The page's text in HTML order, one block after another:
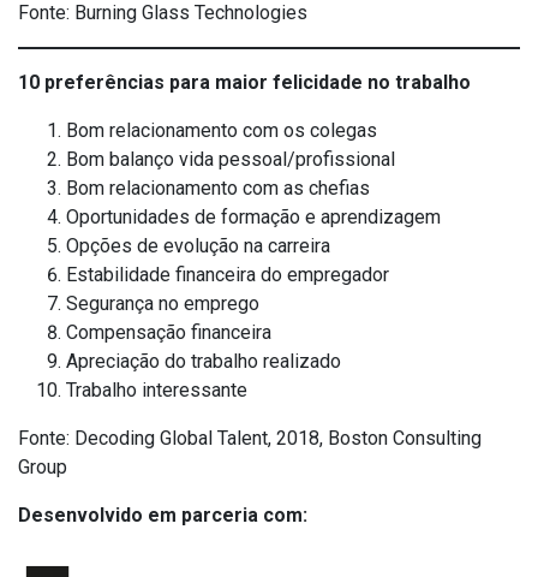
Fonte: Burning Glass Technologies
10 preferências para maior felicidade no trabalho
Bom relacionamento com os colegas
Bom balanço vida pessoal/profissional
Bom relacionamento com as chefias
Oportunidades de formação e aprendizagem
Opções de evolução na carreira
Estabilidade financeira do empregador
Segurança no emprego
Compensação financeira
Apreciação do trabalho realizado
Trabalho interessante
Fonte: Decoding Global Talent, 2018, Boston Consulting
Group
Desenvolvido em parceria com: